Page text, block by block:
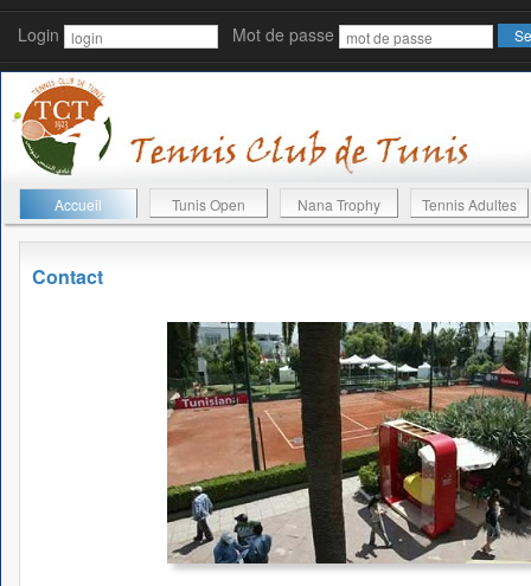
Login Mot de passe
Accueil Tunis Open Nana Trophy Tennis Adultes
Contact